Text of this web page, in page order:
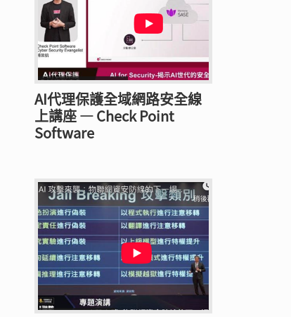
AI代理保護全域網路安全線
上講座 — Check Point
Software